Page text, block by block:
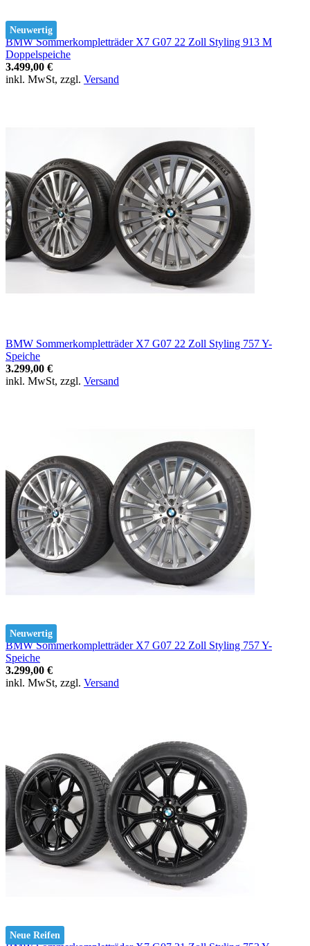
Neuwertig
BMW Sommerkompletträder X7 G07 22 Zoll Styling 913 M
Doppelspeiche
3.499,00 €
inkl. MwSt, zzgl. Versand
BMW Sommerkompletträder X7 G07 22 Zoll Styling 757 Y-
Speiche
3.299,00 €
inkl. MwSt, zzgl. Versand
Neuwertig
BMW Sommerkompletträder X7 G07 22 Zoll Styling 757 Y-
Speiche
3.299,00 €
inkl. MwSt, zzgl. Versand
Neue Reifen